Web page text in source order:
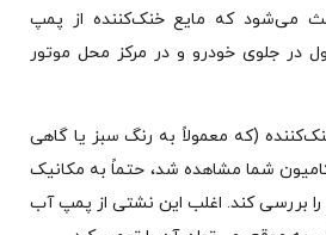
می‌شود که مایع خنک‌کننده از پمپ
در جلوی خودرو و در مرکز محل موتور
(که معمولاً به رنگ سبز یا گاهی
شما مشاهده شد، حتماً به مکانیک
را بررسی کند. اغلب این نشتی از پمپ آب